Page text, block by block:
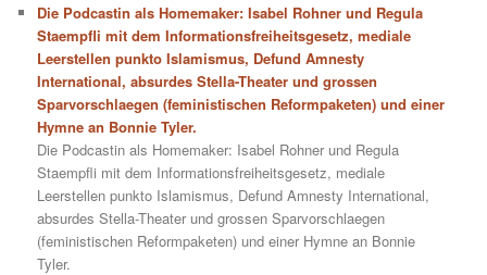
Die Podcastin als Homemaker: Isabel Rohner und Regula
Staempfli mit dem Informationsfreiheitsgesetz, mediale
Leerstellen punkto Islamismus, Defund Amnesty
International, absurdes Stella-Theater und grossen
Sparvorschlaegen (feministischen Reformpaketen) und einer
Hymne an Bonnie Tyler.
Die Podcastin als Homemaker: Isabel Rohner und Regula
Staempfli mit dem Informationsfreiheitsgesetz, mediale
Leerstellen punkto Islamismus, Defund Amnesty International,
absurdes Stella-Theater und grossen Sparvorschlaegen
(feministischen Reformpaketen) und einer Hymne an Bonnie
Tyler.